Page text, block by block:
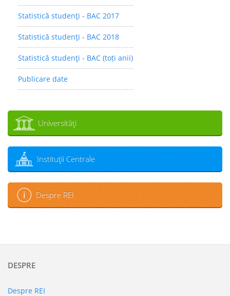
Statistică studenţi - BAC 2017
Statistică studenţi - BAC 2018
Statistică studenţi - BAC (toți anii)
Publicare date
Universităţi
Instituţii Centrale
Despre REI
DESPRE
Despre REI